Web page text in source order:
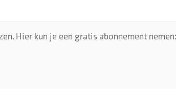
Hier kun je een gratis abonnement nemen: